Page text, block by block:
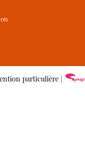
particulière |